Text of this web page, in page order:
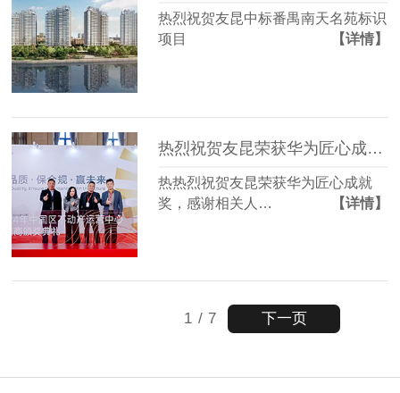
热烈祝贺友昆中标番禺南天名苑标识
项目
【详情】
热烈祝贺友昆荣获华为匠心成就奖
热热烈祝贺友昆荣获华为匠心成就
奖，感谢相关人…
【详情】
1 / 7 下一页